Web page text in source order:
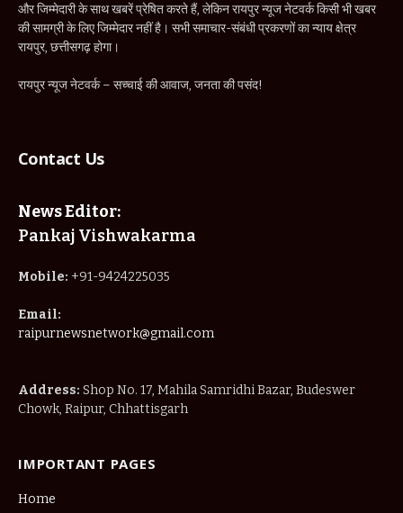
और जिम्मेदारी के साथ खबरें प्रेषित करते हैं, लेकिन रायपुर न्यूज नेटवर्क किसी भी खबर
की सामग्री के लिए जिम्मेदार नहीं है। सभी समाचार-संबंधी प्रकरणों का न्याय क्षेत्र
रायपुर, छत्तीसगढ़ होगा।
रायपुर न्यूज नेटवर्क – सच्चाई की आवाज, जनता की पसंद!
Contact Us
News Editor:
Pankaj Vishwakarma
Mobile: +91-9424225035
Email:
raipurnewsnetwork@gmail.com
Address: Shop No. 17, Mahila Samridhi Bazar, Budeswer
Chowk, Raipur, Chhattisgarh
IMPORTANT PAGES
Home